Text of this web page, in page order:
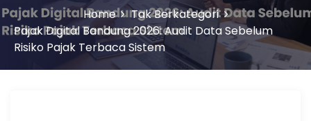
Home
Tak Berkategori
Pajak Digital Bandung 2026: Audit Data Sebelum
Risiko Pajak Terbaca Sistem